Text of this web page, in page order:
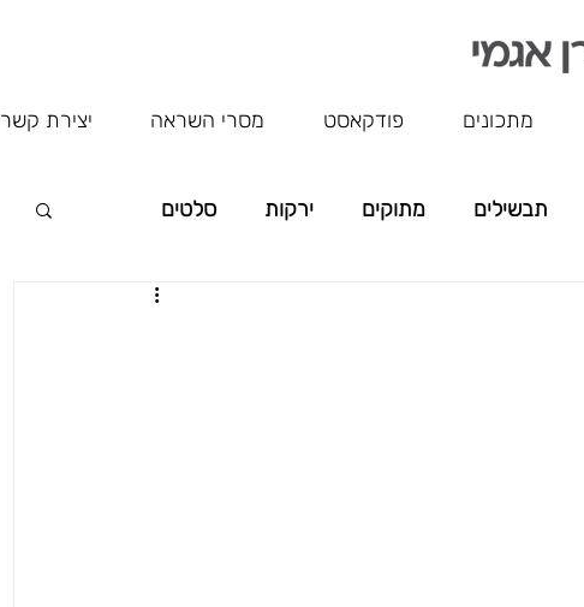
מתכונים פודקאסט מסרי השראה יצירת קשר
תבשילים מתוקים ירקות סלטים